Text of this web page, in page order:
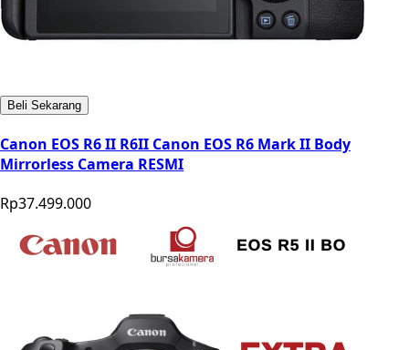
Beli Sekarang
Canon EOS R6 II R6II Canon EOS R6 Mark II Body
Mirrorless Camera RESMI
Rp37.499.000